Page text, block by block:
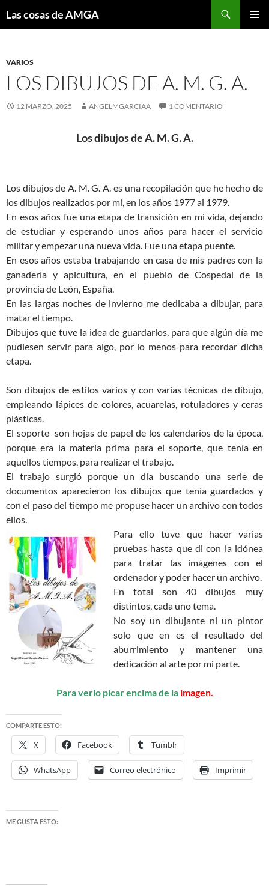
Las cosas de AMGA
VARIOS
LOS DIBUJOS DE A. M. G. A.
12 MARZO, 2025 ANGELMGARCIAA 1 COMENTARIO
Los dibujos de A. M. G. A.
Los dibujos de A. M. G. A. es una recopilación que he hecho de
los dibujos realizados por mí, en los años 1977 al 1979.
En esos años fue una etapa de transición en mi vida, dejando
de estudiar y esperando unos años para hacer el servicio
militar y empezar una nueva vida. Fue una etapa puente.
En esos años estaba trabajando en casa de mis padres con la
ganadería y apicultura, en el pueblo de Cospedal de la
provincia de León, España.
En las largas noches de invierno me dedicaba a dibujar, para
matar el tiempo.
Dibujos que tuve la idea de guardarlos, para que algún día me
pudiesen servir para algo, por lo menos para recordar dicha
etapa.
Son dibujos de estilos varios y con varias técnicas de dibujo,
empleando lápices de colores, acuarelas, rotuladores y ceras
plásticas.
El soporte son hojas de papel de los calendarios de la época,
porque era la materia prima para el soporte, que tenía en
aquellos tiempos, para realizar el trabajo.
El trabajo surgió porque un día buscando una serie de
documentos aparecieron los dibujos que tenía guardados y
con el paso del tiempo me propuse hacer un archivo con todos
ellos.
Para ello tuve que hacer varias
pruebas hasta que di con la idónea
para tratar las imágenes con el
ordenador y poder hacer un archivo.
En total son 40 dibujos muy
distintos, cada uno tema.
No soy un dibujante ni un pintor
solo que en es el resultado del
aburrimiento y mantener una
dedicación al arte por mi parte.
Para verlo picar encima de laimagen.
COMPARTE ESTO:
X Facebook Tumblr
WhatsApp Correo electrónico Imprimir
ME GUSTA ESTO: